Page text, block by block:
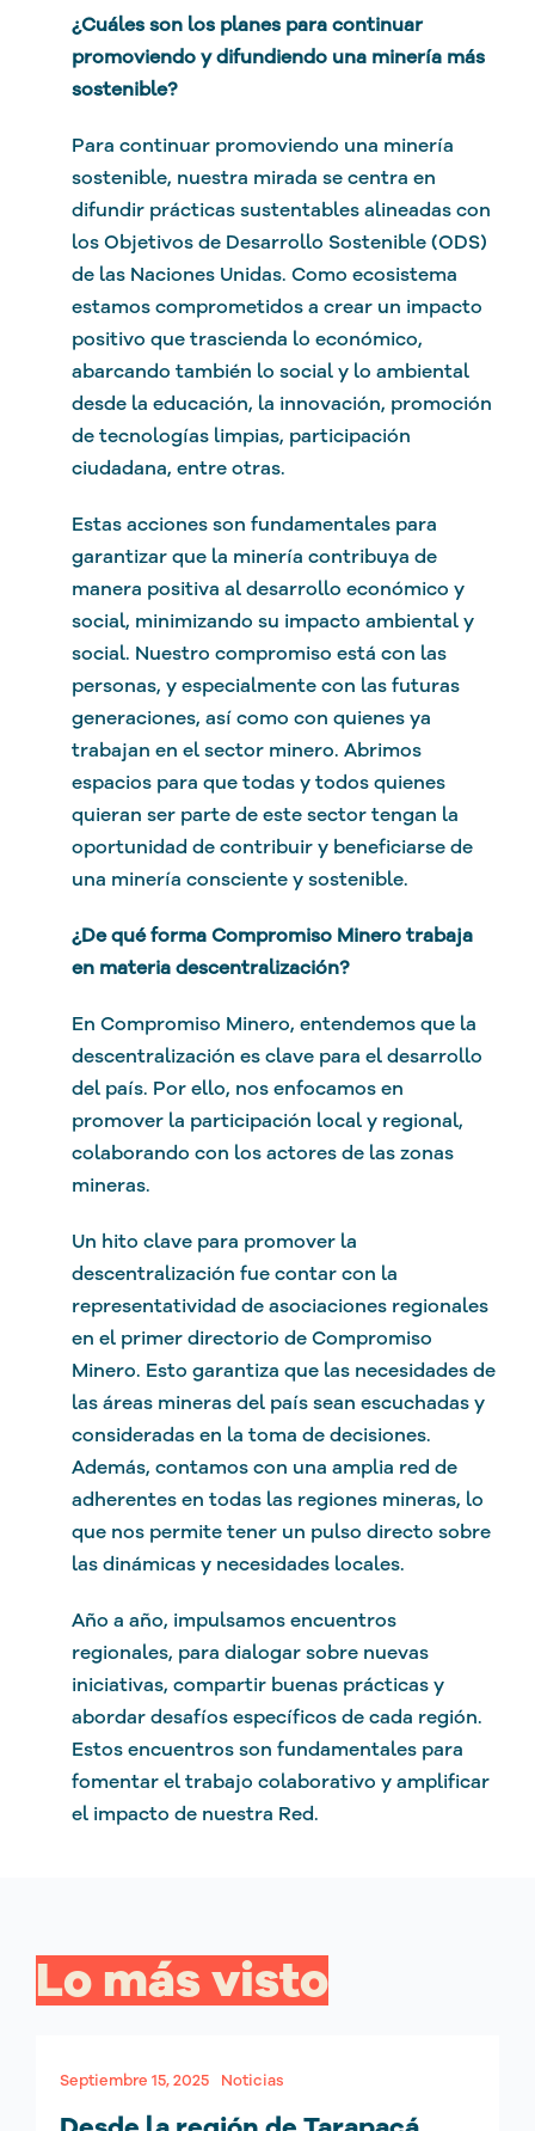
¿Cuáles son los planes para continuar
promoviendo y difundiendo una minería más
sostenible?
Para continuar promoviendo una minería
sostenible, nuestra mirada se centra en
difundir prácticas sustentables alineadas con
los Objetivos de Desarrollo Sostenible (ODS)
de las Naciones Unidas. Como ecosistema
estamos comprometidos a crear un impacto
positivo que trascienda lo económico,
abarcando también lo social y lo ambiental
desde la educación, la innovación, promoción
de tecnologías limpias, participación
ciudadana, entre otras.
Estas acciones son fundamentales para
garantizar que la minería contribuya de
manera positiva al desarrollo económico y
social, minimizando su impacto ambiental y
social. Nuestro compromiso está con las
personas, y especialmente con las futuras
generaciones, así como con quienes ya
trabajan en el sector minero. Abrimos
espacios para que todas y todos quienes
quieran ser parte de este sector tengan la
oportunidad de contribuir y beneficiarse de
una minería consciente y sostenible.
¿De qué forma Compromiso Minero trabaja
en materia descentralización?
En Compromiso Minero, entendemos que la
descentralización es clave para el desarrollo
del país. Por ello, nos enfocamos en
promover la participación local y regional,
colaborando con los actores de las zonas
mineras.
Un hito clave para promover la
descentralización fue contar con la
representatividad de asociaciones regionales
en el primer directorio de Compromiso
Minero. Esto garantiza que las necesidades de
las áreas mineras del país sean escuchadas y
consideradas en la toma de decisiones.
Además, contamos con una amplia red de
adherentes en todas las regiones mineras, lo
que nos permite tener un pulso directo sobre
las dinámicas y necesidades locales.
Año a año, impulsamos encuentros
regionales, para dialogar sobre nuevas
iniciativas, compartir buenas prácticas y
abordar desafíos específicos de cada región.
Estos encuentros son fundamentales para
fomentar el trabajo colaborativo y amplificar
el impacto de nuestra Red.
Lo más visto
Septiembre 15, 2025 Noticias